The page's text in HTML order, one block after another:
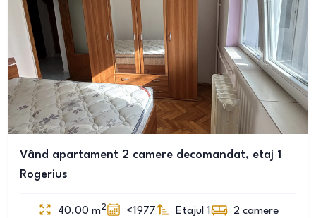
Vând apartament 2 camere decomandat, etaj 1
Rogerius
40.00 m2 <1977 Etajul 1 2 camere